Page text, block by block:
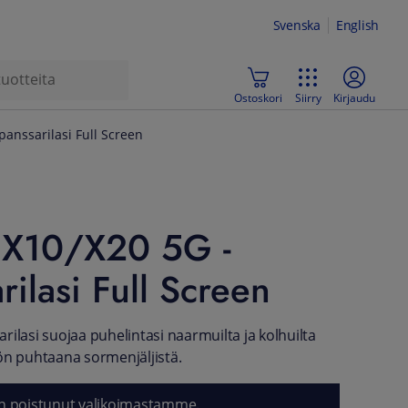
Svenska English
Ostoskori Siirry Kirjaudu
Full Screen
X20 5G -
Full Screen
suojaa puhelintasi naarmuilta ja kolhuilta
puhtaana sormenjäljistä.